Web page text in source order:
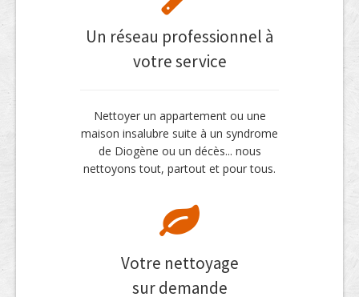
Un réseau professionnel à
votre service
Nettoyer un appartement ou une
maison insalubre suite à un syndrome
de Diogène ou un décès... nous
nettoyons tout, partout et pour tous.
Votre nettoyage
sur demande